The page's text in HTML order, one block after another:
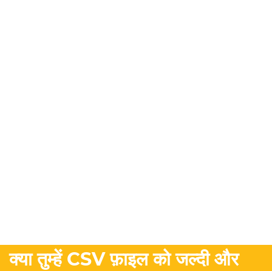
क्या तुम्हें CSV फ़ाइल को जल्दी और